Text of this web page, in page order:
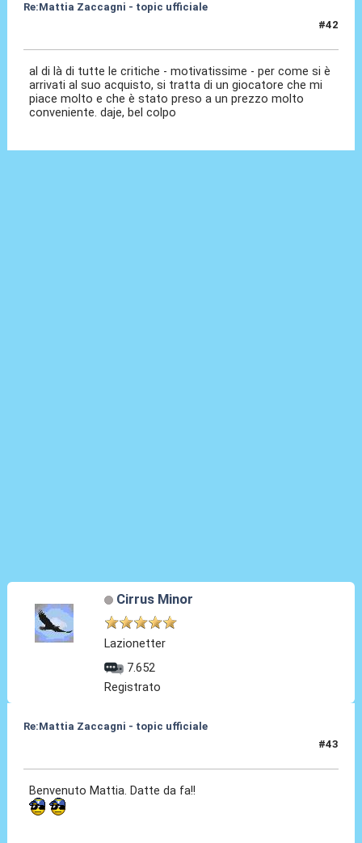
Re:Mattia Zaccagni - topic ufficiale
#42
al di là di tutte le critiche - motivatissime - per come si è
arrivati al suo acquisto, si tratta di un giocatore che mi
piace molto e che è stato preso a un prezzo molto
conveniente. daje, bel colpo
Cirrus Minor
Lazionetter
7.652
Registrato
Re:Mattia Zaccagni - topic ufficiale
#43
Benvenuto Mattia. Datte da fa!!